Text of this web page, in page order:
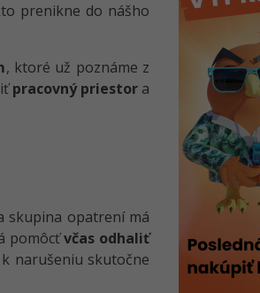
prenikne do nášho
, ktoré už poznáme z
pracovný priestora
skupina opatrení má
pomôcťvčas odhaliť
narušeniu skutočne